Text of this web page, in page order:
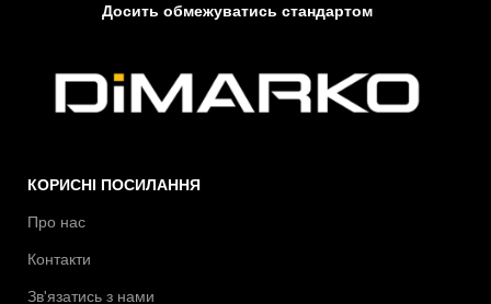
КОРИСНІ ПОСИЛАННЯ
Про нас
Контакти
Зв'язатись з нами
Досить обмежуватись стандартом